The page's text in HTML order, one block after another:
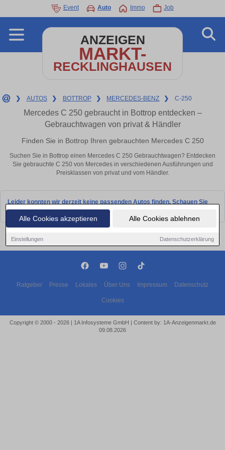
Alle Cookies akzeptieren Alle Cookies ablehnen
Einstellungen Datenschutzerklärung
Event Auto Immo Job
ANZEIGEN
MARKT-
RECKLINGHAUSEN
❯ AUTOS ❯ BOTTROP ❯ MERCEDES-BENZ ❯ C-250
Mercedes C 250 gebraucht in Bottrop entdecken –
Gebrauchtwagen von privat & Händler
Finden Sie in Bottrop Ihren gebrauchten Mercedes C 250
Suchen Sie in Bottrop einen Mercedes C 250 Gebrauchtwagen? Entdecken
Sie gebrauchte C 250 von Mercedes in verschiedenen Ausführungen und
Preisklassen von privat und vom Händler.
Leider konnten wir derzeit keine passenden Autos finden. Schauen Sie
bald wieder vorbei!
Ratgeber Presse Lokales Über Uns Impressum Datenschutz
Cookies
Copyright © 2000 - 2026 | 1A Infosysteme GmbH | Content by: 1A-Anzeigenmarkt.de
09.08.2026